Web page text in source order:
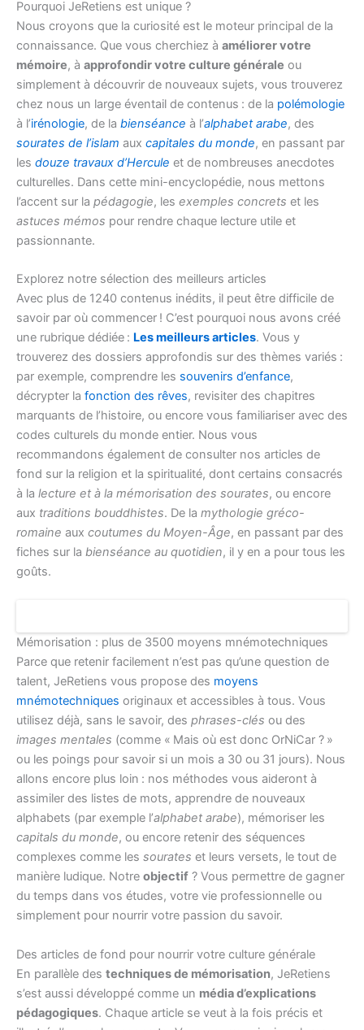
Pourquoi JeRetiens est unique ?
Nous croyons que la curiosité est le moteur principal de la
connaissance. Que vous cherchiez à améliorer votre
mémoire, à approfondir votre culture générale ou
simplement à découvrir de nouveaux sujets, vous trouverez
chez nous un large éventail de contenus : de la polémologie
à l’irénologie, de la bienséance à l’alphabet arabe, des
sourates de l’islam aux capitales du monde, en passant par
les douze travaux d’Hercule et de nombreuses anecdotes
culturelles. Dans cette mini-encyclopédie, nous mettons
l’accent sur la pédagogie, les exemples concrets et les
astuces mémos pour rendre chaque lecture utile et
passionnante.
Explorez notre sélection des meilleurs articles
Avec plus de 1240 contenus inédits, il peut être difficile de
savoir par où commencer ! C’est pourquoi nous avons créé
une rubrique dédiée : Les meilleurs articles. Vous y
trouverez des dossiers approfondis sur des thèmes variés :
par exemple, comprendre les souvenirs d’enfance,
décrypter la fonction des rêves, revisiter des chapitres
marquants de l’histoire, ou encore vous familiariser avec des
codes culturels du monde entier. Nous vous
recommandons également de consulter nos articles de
fond sur la religion et la spiritualité, dont certains consacrés
à la lecture et à la mémorisation des sourates, ou encore
aux traditions bouddhistes. De la mythologie gréco-
romaine aux coutumes du Moyen-Âge, en passant par des
fiches sur la bienséance au quotidien, il y en a pour tous les
goûts.
Mémorisation : plus de 3500 moyens mnémotechniques
Parce que retenir facilement n’est pas qu’une question de
talent, JeRetiens vous propose des moyens
mnémotechniques originaux et accessibles à tous. Vous
utilisez déjà, sans le savoir, des phrases-clés ou des
images mentales (comme « Mais où est donc OrNiCar ? »
ou les poings pour savoir si un mois a 30 ou 31 jours). Nous
allons encore plus loin : nos méthodes vous aideront à
assimiler des listes de mots, apprendre de nouveaux
alphabets (par exemple l’alphabet arabe), mémoriser les
capitals du monde, ou encore retenir des séquences
complexes comme les sourates et leurs versets, le tout de
manière ludique. Notre objectif ? Vous permettre de gagner
du temps dans vos études, votre vie professionnelle ou
simplement pour nourrir votre passion du savoir.
Des articles de fond pour nourrir votre culture générale
En parallèle des techniques de mémorisation, JeRetiens
s’est aussi développé comme un média d’explications
pédagogiques. Chaque article se veut à la fois précis et